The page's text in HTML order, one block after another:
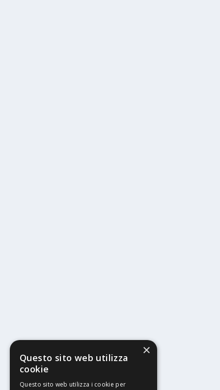
×
Questo sito web utilizza
cookie
Questo sito web utilizza i cookie per